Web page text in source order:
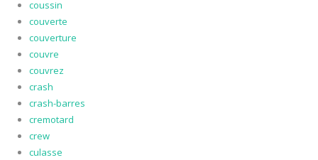
coussin
couverte
couverture
couvre
couvrez
crash
crash-barres
cremotard
crew
culasse